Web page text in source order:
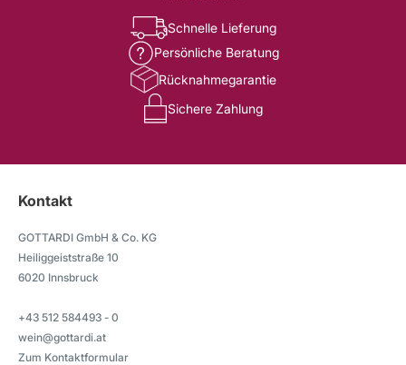
Schnelle Lieferung
Persönliche Beratung
Rücknahmegarantie
Sichere Zahlung
Kontakt
GOTTARDI GmbH & Co. KG
Heiliggeiststraße 10
6020 Innsbruck
+43 512 584493 - 0
wein@gottardi.at
Zum Kontaktformular